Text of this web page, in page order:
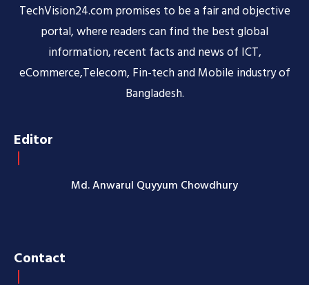
TechVision24.com promises to be a fair and objective
portal, where readers can find the best global
information, recent facts and news of ICT,
eCommerce,Telecom, Fin-tech and Mobile industry of
Bangladesh.
Editor
Md. Anwarul Quyyum Chowdhury
Contact